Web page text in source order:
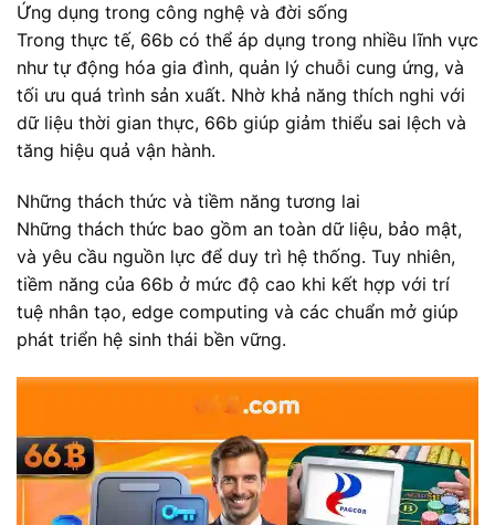
Ứng dụng trong công nghệ và đời sống
Trong thực tế, 66b có thể áp dụng trong nhiều lĩnh vực
như tự động hóa gia đình, quản lý chuỗi cung ứng, và
tối ưu quá trình sản xuất. Nhờ khả năng thích nghi với
dữ liệu thời gian thực, 66b giúp giảm thiểu sai lệch và
tăng hiệu quả vận hành.
Những thách thức và tiềm năng tương lai
Những thách thức bao gồm an toàn dữ liệu, bảo mật,
và yêu cầu nguồn lực để duy trì hệ thống. Tuy nhiên,
tiềm năng của 66b ở mức độ cao khi kết hợp với trí
tuệ nhân tạo, edge computing và các chuẩn mở giúp
phát triển hệ sinh thái bền vững.